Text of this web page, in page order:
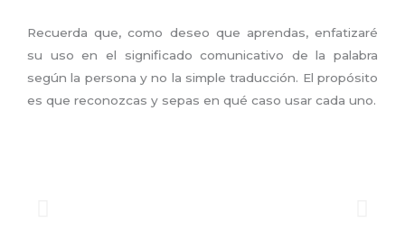
Recuerda que, como deseo que aprendas, enfatizaré
su uso en el significado comunicativo de la palabra
según la persona y no la simple traducción. El propósito
es que reconozcas y sepas en qué caso usar cada uno.